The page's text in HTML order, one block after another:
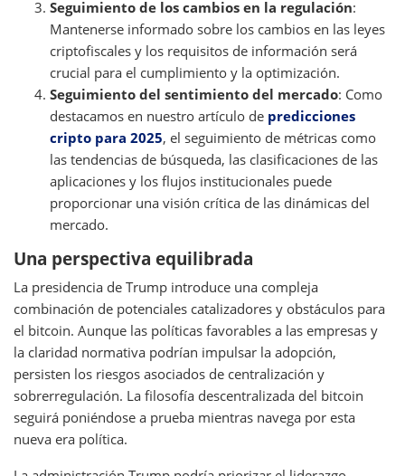
Seguimiento de los cambios en la regulación:
Mantenerse informado sobre los cambios en las leyes
criptofiscales y los requisitos de información será
crucial para el cumplimiento y la optimización.
Seguimiento del sentimiento del mercado: Como
destacamos en nuestro artículo de predicciones
cripto para 2025, el seguimiento de métricas como
las tendencias de búsqueda, las clasificaciones de las
aplicaciones y los flujos institucionales puede
proporcionar una visión crítica de las dinámicas del
mercado.
Una perspectiva equilibrada
La presidencia de Trump introduce una compleja
combinación de potenciales catalizadores y obstáculos para
el bitcoin. Aunque las políticas favorables a las empresas y
la claridad normativa podrían impulsar la adopción,
persisten los riesgos asociados de centralización y
sobrerregulación. La filosofía descentralizada del bitcoin
seguirá poniéndose a prueba mientras navega por esta
nueva era política.